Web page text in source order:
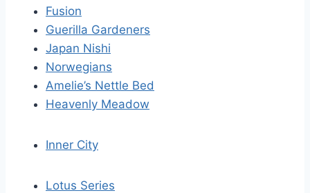
Fusion
Guerilla Gardeners
Japan Nishi
Norwegians
Amelie’s Nettle Bed
Heavenly Meadow
Inner City
Lotus Series